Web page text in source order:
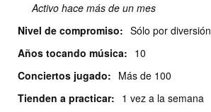
Activo hace más de un mes
Nivel de compromiso: Sólo por diversión
Años tocando música: 10
Conciertos jugado: Más de 100
Tienden a practicar: 1 vez a la semana